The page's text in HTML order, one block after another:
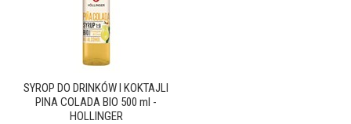
SYROP DO DRINKÓW I KOKTAJLI
PINA COLADA BIO 500 ml -
HOLLINGER